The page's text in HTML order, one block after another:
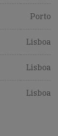
Porto
Lisboa
Lisboa
Lisboa